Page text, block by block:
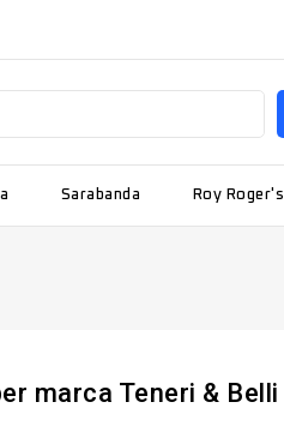
Sarabanda Roy Roger's
marca Teneri & Belli